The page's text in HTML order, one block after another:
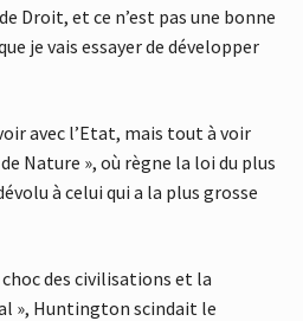
Droit, et ce n’est pas une bonne
je vais essayer de développer
avec l’Etat, mais tout à voir
Nature », où règne la loi du plus
à celui qui a la plus grosse
des civilisations et la
», Huntington scindait le